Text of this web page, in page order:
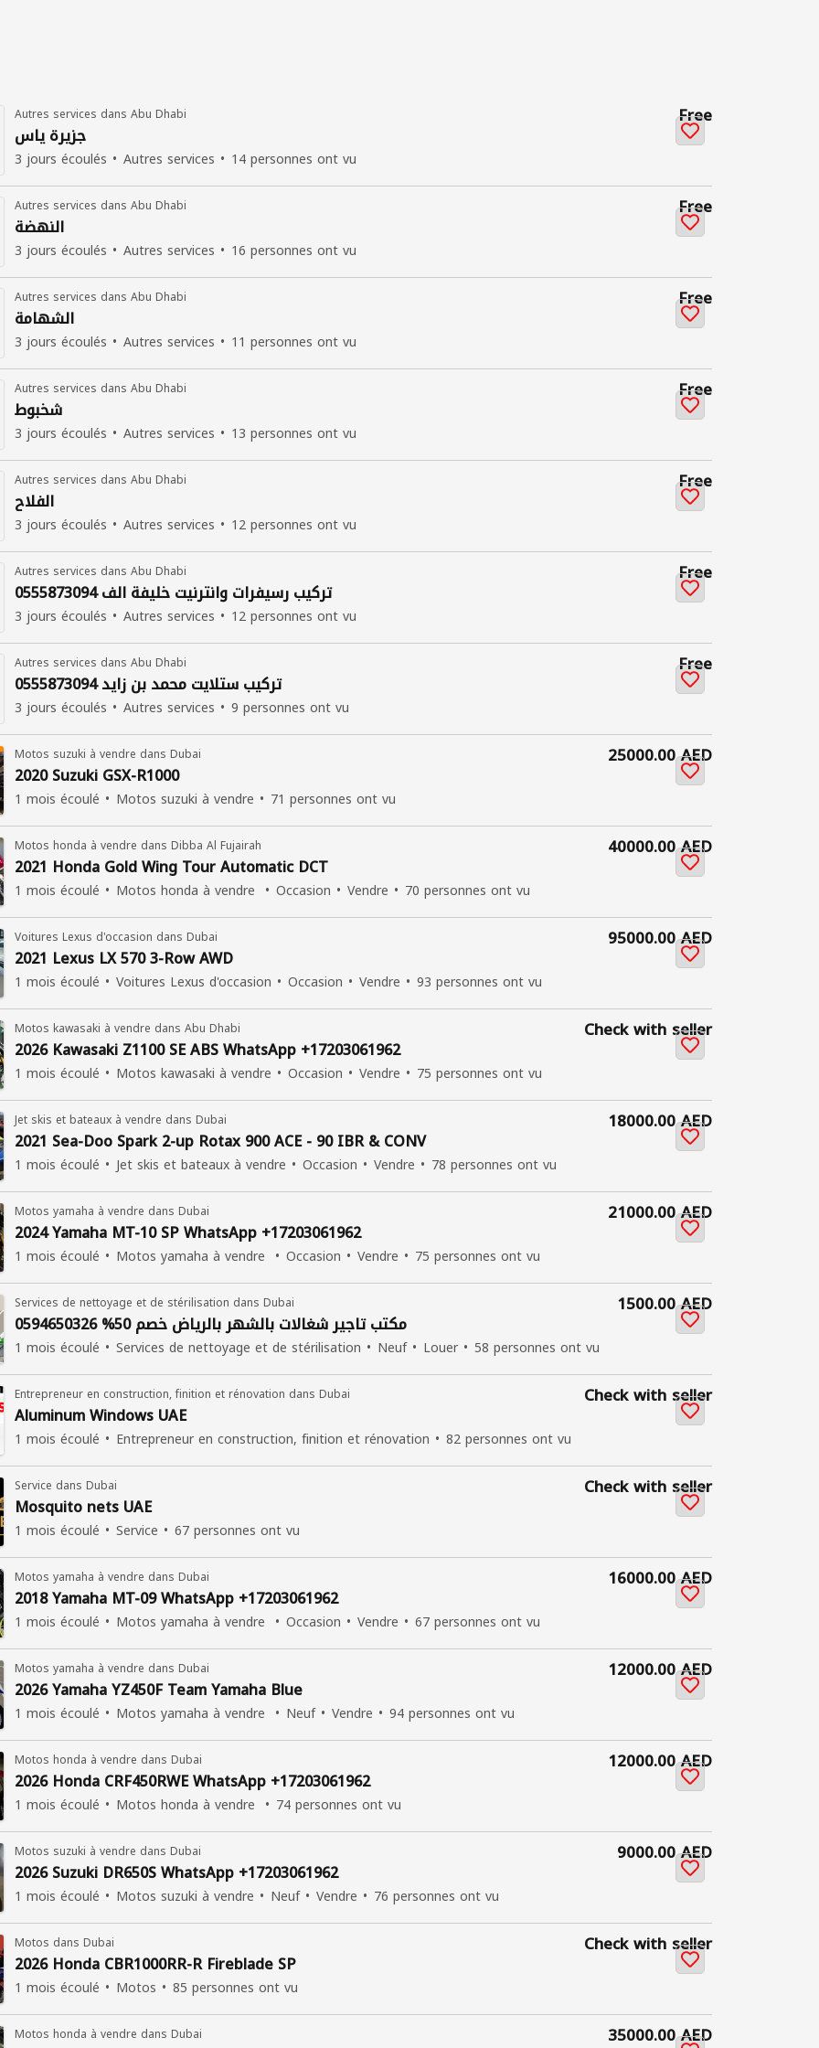
Autres services dans Abu Dhabi
جزيرة ياس
3 jours écoulés Autres services 14 personnes ont vu
Free
Autres services dans Abu Dhabi
النهضة
3 jours écoulés Autres services 16 personnes ont vu
Free
Autres services dans Abu Dhabi
الشهامة
3 jours écoulés Autres services 11 personnes ont vu
Free
Autres services dans Abu Dhabi
شخبوط
3 jours écoulés Autres services 13 personnes ont vu
Free
Autres services dans Abu Dhabi
الفلاح
3 jours écoulés Autres services 12 personnes ont vu
Free
Autres services dans Abu Dhabi
تركيب رسيفرات وانترنيت خليفة الف 0555873094
3 jours écoulés Autres services 12 personnes ont vu
Free
Autres services dans Abu Dhabi
تركيب ستلايت محمد بن زايد 0555873094
3 jours écoulés Autres services 9 personnes ont vu
Free
Motos suzuki à vendre dans Dubai
2020 Suzuki GSX-R1000
1 mois écoulé Motos suzuki à vendre 71 personnes ont vu
25000.00 AED
Motos honda à vendre dans Dibba Al Fujairah
2021 Honda Gold Wing Tour Automatic DCT
1 mois écoulé Motos honda à vendre Occasion Vendre 70 personnes ont vu
40000.00 AED
Voitures Lexus d'occasion dans Dubai
2021 Lexus LX 570 3-Row AWD
1 mois écoulé Voitures Lexus d'occasion Occasion Vendre 93 personnes ont vu
95000.00 AED
Motos kawasaki à vendre dans Abu Dhabi
2026 Kawasaki Z1100 SE ABS WhatsApp +17203061962
1 mois écoulé Motos kawasaki à vendre Occasion Vendre 75 personnes ont vu
Check with seller
Jet skis et bateaux à vendre dans Dubai
2021 Sea-Doo Spark 2-up Rotax 900 ACE - 90 IBR & CONV
1 mois écoulé Jet skis et bateaux à vendre Occasion Vendre 78 personnes ont vu
18000.00 AED
Motos yamaha à vendre dans Dubai
2024 Yamaha MT-10 SP WhatsApp +17203061962
1 mois écoulé Motos yamaha à vendre Occasion Vendre 75 personnes ont vu
21000.00 AED
Services de nettoyage et de stérilisation dans Dubai
مكتب تاجير شغالات بالشهر بالرياض خصم 50% 0594650326
1 mois écoulé Services de nettoyage et de stérilisation Neuf Louer 58 personnes ont vu
1500.00 AED
Entrepreneur en construction, finition et rénovation dans Dubai
Aluminum Windows UAE
1 mois écoulé Entrepreneur en construction, finition et rénovation 82 personnes ont vu
Check with seller
Service dans Dubai
Mosquito nets UAE
1 mois écoulé Service 67 personnes ont vu
Check with seller
Motos yamaha à vendre dans Dubai
2018 Yamaha MT-09 WhatsApp +17203061962
1 mois écoulé Motos yamaha à vendre Occasion Vendre 67 personnes ont vu
16000.00 AED
Motos yamaha à vendre dans Dubai
2026 Yamaha YZ450F Team Yamaha Blue
1 mois écoulé Motos yamaha à vendre Neuf Vendre 94 personnes ont vu
12000.00 AED
Motos honda à vendre dans Dubai
2026 Honda CRF450RWE WhatsApp +17203061962
1 mois écoulé Motos honda à vendre 74 personnes ont vu
12000.00 AED
Motos suzuki à vendre dans Dubai
2026 Suzuki DR650S WhatsApp +17203061962
1 mois écoulé Motos suzuki à vendre Neuf Vendre 76 personnes ont vu
9000.00 AED
Motos dans Dubai
2026 Honda CBR1000RR-R Fireblade SP
1 mois écoulé Motos 85 personnes ont vu
Check with seller
Motos honda à vendre dans Dubai 35000.00 AED